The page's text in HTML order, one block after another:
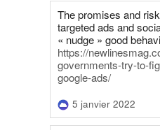
The promises and
targeted ads and
« nudge » good
https://
governments-try-to-
google-ads/
5 janvier 2022